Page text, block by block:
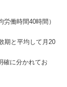
働時間40時間）
期と平均して月20
確に分かれてお